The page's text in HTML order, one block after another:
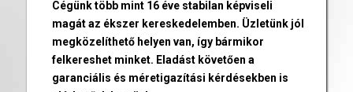
Cégünk több mint 16 éve stabilan képviseli
magát az ékszer kereskedelemben. Üzletünk jól
megközelíthető helyen van, így bármikor
felkereshet minket. Eladást követően a
garanciális és méretigazítási kérdésekben is